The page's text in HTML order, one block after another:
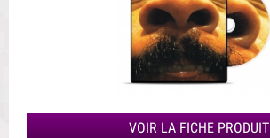
VOIR LA FICHE PRODUIT